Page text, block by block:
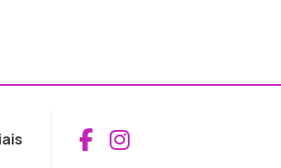
Aceder ao
Aceder ao